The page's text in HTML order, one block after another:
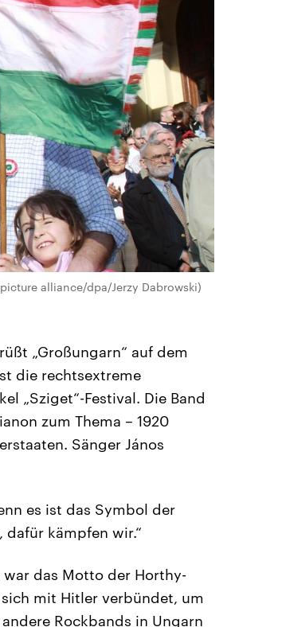
alliance/dpa/Jerzy Dabrowski)
„Großungarn“ auf dem
die rechtsextreme
„Sziget“-Festival. Die Band
zum Thema – 1920
Sänger János
es ist das Symbol der
dafür kämpfen wir.“
war das Motto der Horthy-
mit Hitler verbündet, um
Rockbands in Ungarn